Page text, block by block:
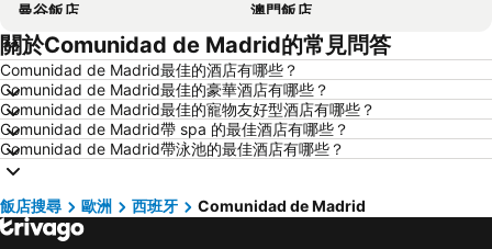
曼谷飯店
澳門飯店
香港飯店
那霸飯店
羅東市飯店
新加坡飯店
板橋區飯店
名古屋飯店
京都飯店
北投飯店
西屯區飯店
台中地區飯店
南投飯店
桃園地區飯店
關於Comunidad de Madrid的常見問答
Comunidad de Madrid最佳的酒店有哪些？
Comunidad de Madrid最佳的豪華酒店有哪些？
Comunidad de Madrid最佳的寵物友好型酒店有哪些？
Comunidad de Madrid帶 spa 的最佳酒店有哪些？
Comunidad de Madrid帶泳池的最佳酒店有哪些？
飯店搜尋 歐洲 西班牙 Comunidad de Madrid